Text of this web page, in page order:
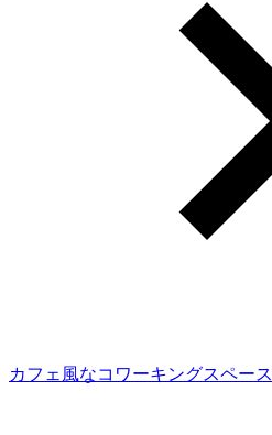
カフェ風なコワーキングスペース